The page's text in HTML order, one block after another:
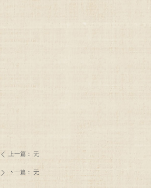
ꄴ 上一篇： 无
ꄲ 下一篇： 无